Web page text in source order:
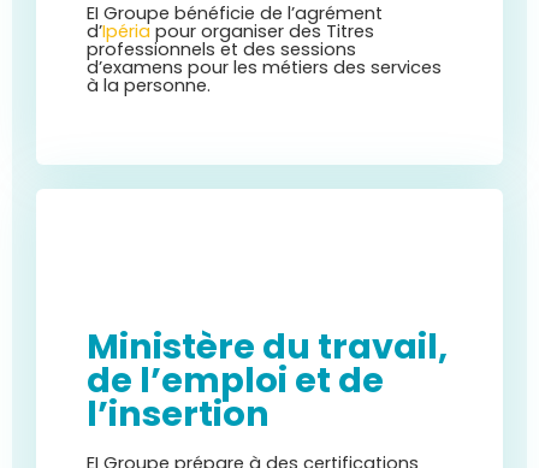
EI Groupe bénéficie de l’agrément
d’Ipéria pour organiser des Titres
professionnels et des sessions
d’examens pour les métiers des services
à la personne.
Ministère du travail,
de l’emploi et de
l’insertion
EI Groupe prépare à des certifications